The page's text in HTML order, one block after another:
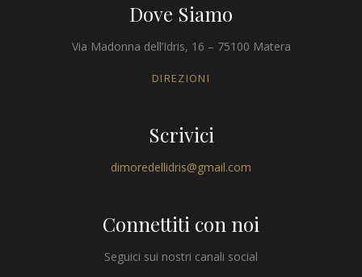
Dove Siamo
Via Madonna dell’Idris, 16 – 75100 Matera
DIREZIONI
Scrivici
dimoredellidris@gmail.com
Connettiti con noi
Seguici sui nostri canali social